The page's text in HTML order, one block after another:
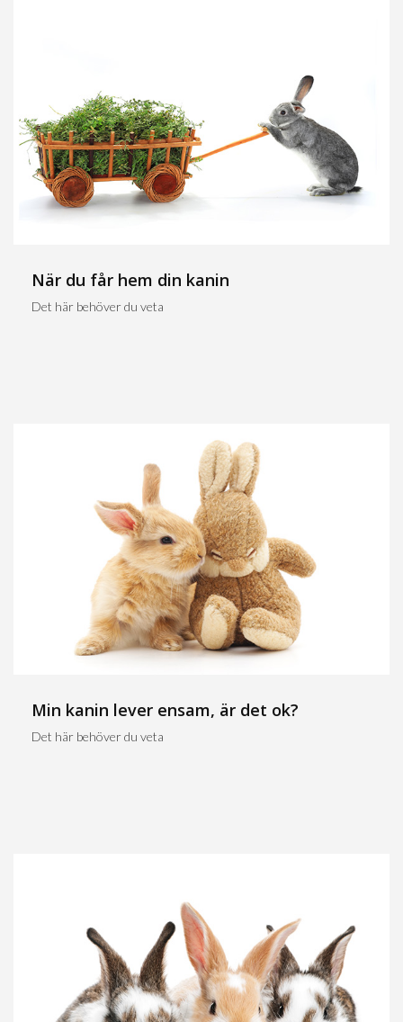
När du får hem din kanin
Det här behöver du veta
Min kanin lever ensam, är det ok?
Det här behöver du veta